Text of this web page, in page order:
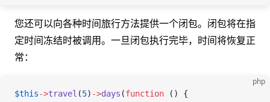
您还可以向各种时间旅行方法提供一个闭包。闭包将在指
定时间冻结时被调用。一旦闭包执行完毕，时间将恢复正
常：
php
$this->travel (5) ->days (function () {